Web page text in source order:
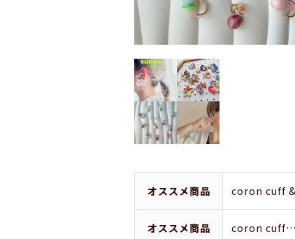
オススメ商品 coron cuff
オススメ商品
coron cuff…